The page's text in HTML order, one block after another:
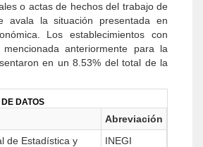
o actas de hechos del trabajo de
avala la situación presentada en
Los establecimientos con
anteriormente para la
en un 8.53% del total de la
DATOS
Abreviación
de Estadística y
INEGI